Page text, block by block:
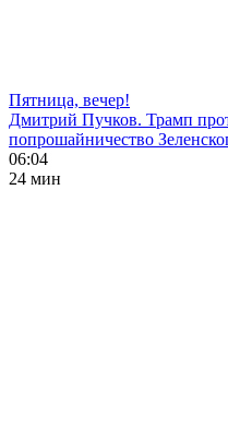
Пятница, вечер!
Дмитрий Пучков. Трамп
попрошайничество
06:04
24 мин